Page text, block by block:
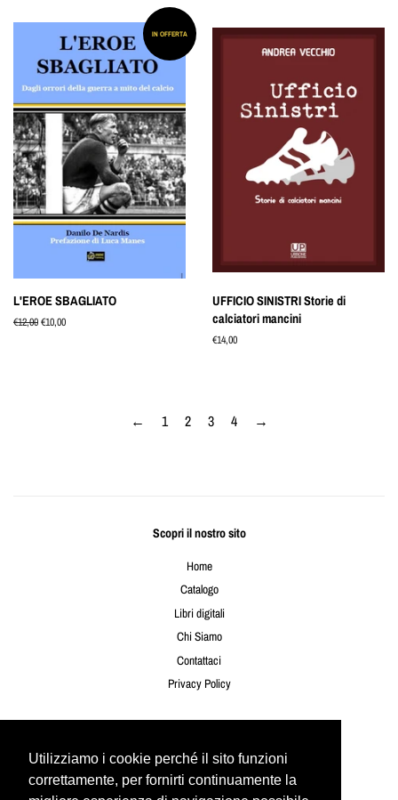
Utilizziamo i cookie perché il sito funzioni
correttamente, per fornirti continuamente la
Utilizziamo i cookie perché il sito funzioni
correttamente, per fornirti continuamente la
IN OFFERTA
L'EROE SBAGLIATO
Prezzo
€12,00Prezzo
€10,00
UFFICIO SINISTRI Storie di
calciatori mancini
Prezzo
€14,00
← 1 2 3 4 →
Scopri il nostro sito
Home
Catalogo
Libri digitali
Chi Siamo
Contattaci
Privacy Policy
Twitter FacebookInstagramYouTube